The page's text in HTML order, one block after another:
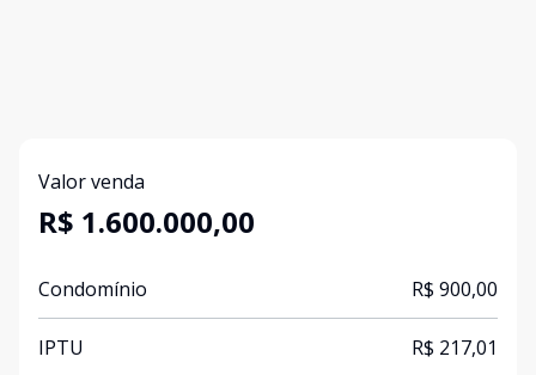
Valor venda
R$ 1.600.000,00
Condomínio R$ 900,00
IPTU R$ 217,01